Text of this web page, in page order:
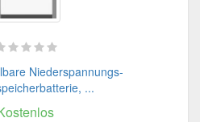
Niederspannungs-
...